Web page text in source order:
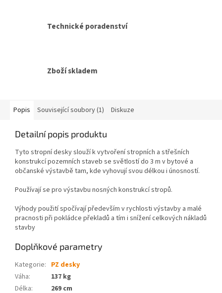
Technické poradenství
Zboží skladem
Popis Související soubory (1) Diskuze
Detailní popis produktu
Tyto stropní desky slouží k vytvoření stropních a střešních
konstrukcí pozemních staveb se světlostí do 3 m v bytové a
občanské výstavbě tam, kde vyhovují svou délkou i únosností.
Používají se pro výstavbu nosných konstrukcí stropů.
Výhody použití spočívají především v rychlosti výstavby a malé
pracnosti při pokládce překladů a tím i snížení celkových nákladů
stavby
Doplňkové parametry
Kategorie: PZ desky
Váha:
137 kg
Délka: 269 cm